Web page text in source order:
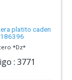
platito caden
*Dz*
: 3771